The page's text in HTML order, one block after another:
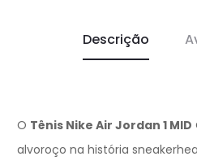
Descrição
O Tênis Nike Air Jordan 1 MID
alvoroço na história